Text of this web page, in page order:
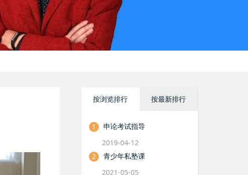
按浏览排行 按最新排行
1
申论考试指导
2019-04-12
2
青少年私塾课
2021-05-05